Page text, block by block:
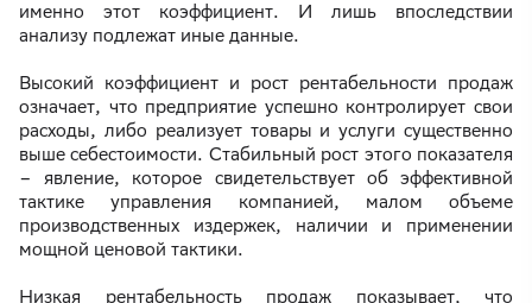
именно этот коэффициент. И лишь впоследствии
анализу подлежат иные данные.
Высокий коэффициент и рост рентабельности продаж
означает, что предприятие успешно контролирует свои
расходы, либо реализует товары и услуги существенно
выше себестоимости. Стабильный рост этого показателя
– явление, которое свидетельствует об эффективной
тактике управления компанией, малом объеме
производственных издержек, наличии и применении
мощной ценовой тактики.
Низкая рентабельность продаж показывает, что